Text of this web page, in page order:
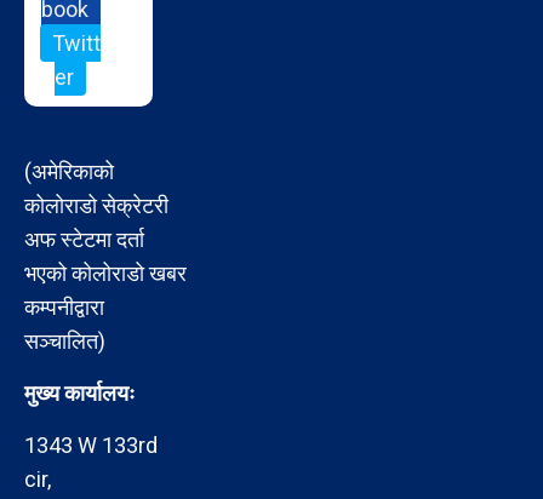
book
Twitt
er
(अमेरिकाको
कोलोराडो सेक्रेटरी
अफ स्टेटमा दर्ता
भएको कोलोराडो खबर
कम्पनीद्वारा
सञ्चालित)
मुख्य कार्यालयः
1343 W 133rd
cir,